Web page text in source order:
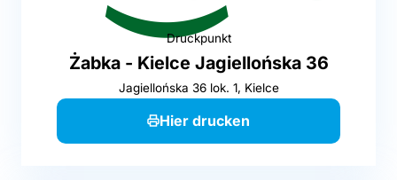
Druckpunkt
Żabka - Kielce Jagiellońska 36
Jagiellońska 36 lok. 1, Kielce
Hier drucken